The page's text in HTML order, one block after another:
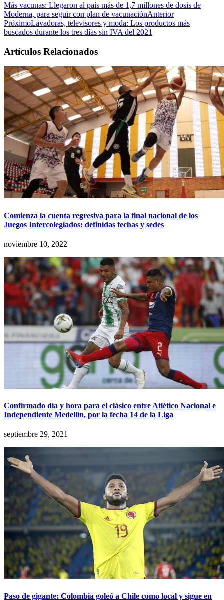
Más vacunas: Llegaron al país más de 1,7 millones de dosis de
Moderna, para seguir con plan de vacunaciónAnterior
PróximoLavadoras, televisores y moda: Los productos más
buscados durante los tres días sin IVA del 2021
Artículos Relacionados
Comienza la cuenta regresiva para la final nacional de los
Juegos Intercolegiados: definidas fechas y sedes
noviembre 10, 2022
Confirmado día y hora para el clásico entre Atlético Nacional e
Independiente Medellín, por la fecha 14 de la Liga
septiembre 29, 2021
Paso de gigante: Colombia goleó a Chile como local y sigue en